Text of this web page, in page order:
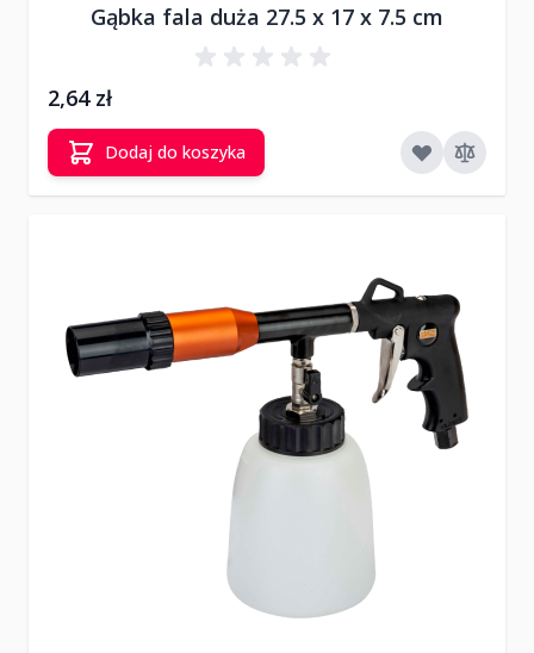
Gąbka fala duża 27.5 x 17 x 7.5 cm
2,64 zł
Dodaj do koszyka